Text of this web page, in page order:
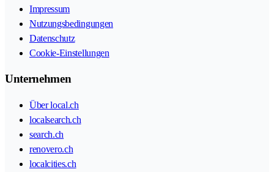
Impressum
Nutzungsbedingungen
Datenschutz
Cookie-Einstellungen
Unternehmen
Über local.ch
localsearch.ch
search.ch
renovero.ch
localcities.ch